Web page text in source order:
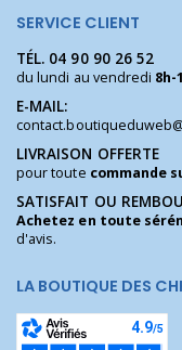
SERVICE CLIENT
TÉL. 04 90 90 26 52
du lundi au vendredi 8h-
E-MAIL:
LIVRAISON OFFERTE
pour toute commande
SATISFAIT OU
Achetez en toute
d'avis.
LA BOUTIQUE DES